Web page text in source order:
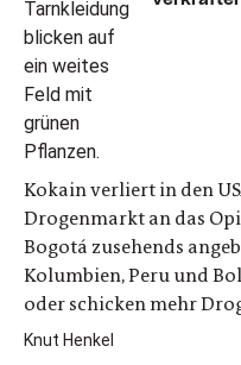
Kokain verliert in den
Drogenmarkt an das
Bogotá zusehends
Kolumbien, Peru und
oder schicken mehr
Knut Henkel